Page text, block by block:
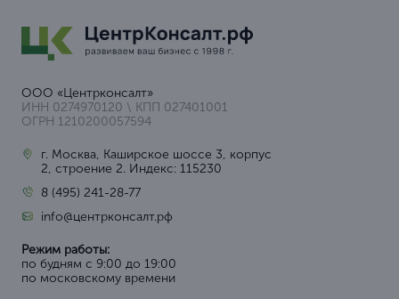
ООО «Центрконсалт»
ИНН 0274970120 \ КПП 027401001
ОГРН 1210200057594
г. Москва, Каширское шоссе 3, корпус
2, строение 2. Индекс: 115230
8 (495) 241-28-77
info@центрконсалт.рф
Режим работы:
по будням с 9:00 до 19:00
по московскому времени